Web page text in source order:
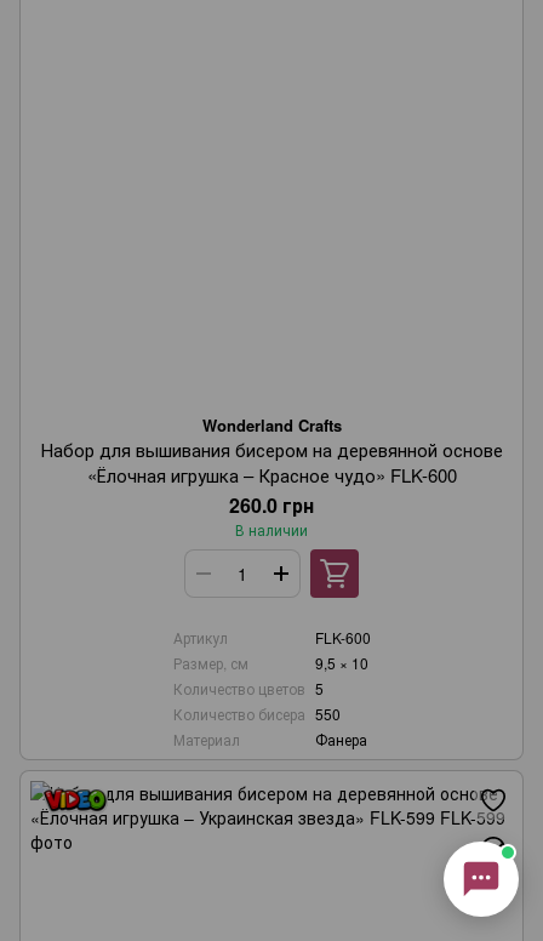
Wonderland Crafts
Набор для вышивания бисером на деревянной основе
«Ёлочная игрушка – Красное чудо» FLK-600
260.0 грн
В наличии
Артикул
FLK-600
Размер, см
9,5 × 10
Количество цветов 5
Количество бисера 550
Материал
Фанера
Маєте запитання?
Ми завжди раді допомогти!
Наші години роботи:
з понеділка по п’ятницю,
10:00–18:00 (UTC+3)
Будь ласка, оберіть зручний канал
зв’язку нижче 👇
Instagram Email